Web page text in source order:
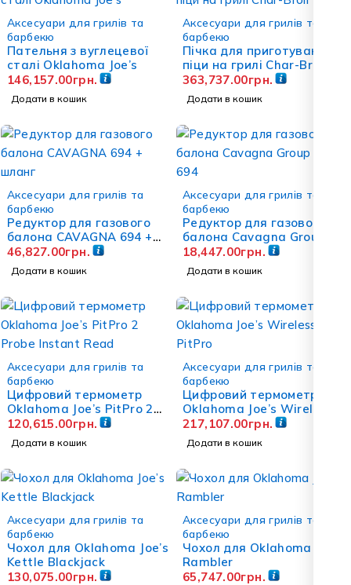
Аксесуари для грилів та
барбекю
Пательня з вуглецевої
сталі Oklahoma Joe’s
146,157.00грн.
Додати в кошик
Аксесуари для грилів та
барбекю
Пічка для приготування
піци на грилі Char-Broil
363,737.00грн.
Додати в кошик
Аксесуари для грилів та
барбекю
Редуктор для газового
балона CAVAGNA 694 +
шланг
46,827.00грн.
Додати в кошик
Аксесуари для грилів та
барбекю
Редуктор для газового
балона Cavagna Group
type 694
18,447.00грн.
Додати в кошик
Аксесуари для грилів та
барбекю
Цифровий термометр
Oklahoma Joe’s PitPro 2
Probe Instant Read
120,615.00грн.
Додати в кошик
Аксесуари для грилів та
барбекю
Цифровий термометр
Oklahoma Joe’s Wireless
PitPro
217,107.00грн.
Додати в кошик
Аксесуари для грилів та
барбекю
Чохол для Oklahoma Joe’s
Kettle Blackjack
130,075.00грн.
Аксесуари для грилів та
барбекю
Чохол для Oklahoma Joe’s
Rambler
65,747.00грн.